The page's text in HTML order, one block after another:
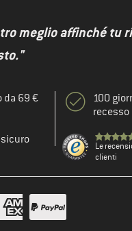
meglio affinché tu
da 69 €
100
recesso
Le
clienti